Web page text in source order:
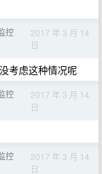
控
2017 年 3 月 14
日
考虑这种情况呢
控
2017 年 3 月 14
日
控
2017 年 3 月 14
日